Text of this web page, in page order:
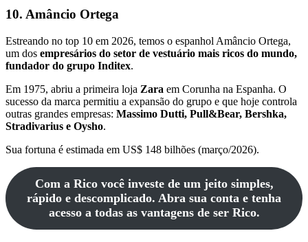
10. Amâncio Ortega
Estreando no top 10 em 2026, temos o espanhol Amâncio Ortega,
um dos empresários do setor de vestuário mais ricos do mundo,
fundador do grupo Inditex.
Em 1975, abriu a primeira loja Zara em Corunha na Espanha. O
sucesso da marca permitiu a expansão do grupo e que hoje controla
outras grandes empresas: Massimo Dutti, Pull&Bear, Bershka,
Stradivarius e Oysho.
Sua fortuna é estimada em US$ 148 bilhões (março/2026).
Com a Rico você investe de um jeito simples,
rápido e descomplicado. Abra sua conta e tenha
acesso a todas as vantagens de ser Rico.